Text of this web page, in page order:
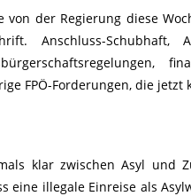
von der Regierung diese
Anschluss-Schubhaft,
FPÖ-Forderungen, die
klar zwischen Asyl und
eine illegale Einreise als